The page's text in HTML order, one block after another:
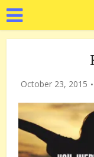
October 23, 2015